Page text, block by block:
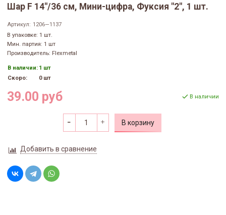
Шар F 14"/36 см, Мини-цифра, Фуксия "2", 1 шт.
Артикул: 1206—1137
В упаковке: 1 шт.
Мин. партия: 1 шт
Производитель: Flexmetal
В наличии: 1 шт
Скоро:
0 шт
39.00 руб В наличии
В корзину
Добавить в сравнение